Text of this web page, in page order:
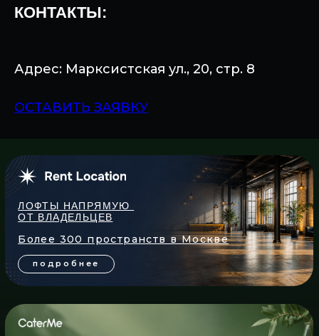
КОНТАКТЫ:
Адрес: Марксистская ул., 20, стр. 8
ОСТАВИТЬ ЗАЯВКУ